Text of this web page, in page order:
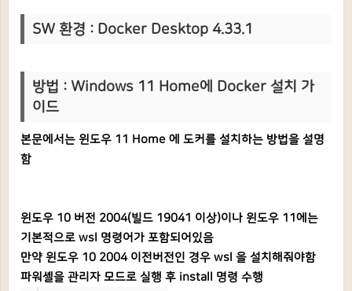
SW 환경 : Docker Desktop 4.33.1
방법 : Windows 11 Home에 Docker 설치 가
이드
본문에서는 윈도우 11 Home 에 도커를 설치하는 방법을 설명
함
윈도우 10 버전 2004(빌드 19041 이상)이나 윈도우 11에는
기본적으로 wsl 명령어가 포함되어있음
만약 윈도우 10 2004 이전버전인 경우 wsl 을 설치해줘야함
파워셸을 관리자 모드로 실행 후 install 명령 수행